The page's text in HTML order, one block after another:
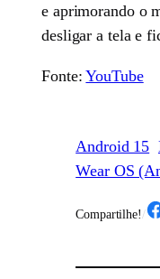
e aprimorando o
desligar a tela e
Fonte:YouTube
Android 15
Wear OS
Compartilhe! /